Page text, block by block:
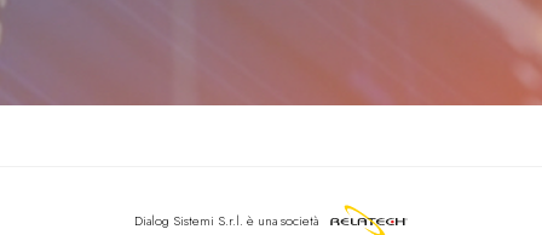
Dialog Sistemi S.r.l. è una società